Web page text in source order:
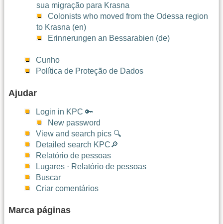
sua migração para Krasna
Colonists who moved from the Odessa region
to Krasna (en)
Erinnerungen an Bessarabien (de)
Cunho
Política de Proteção de Dados
Ajudar
Login in KPC 🔑
New password
View and search pics 🔍
Detailed search KPC🔎
Relatório de pessoas
Lugares · Relatório de pessoas
Buscar
Criar comentários
Marca páginas